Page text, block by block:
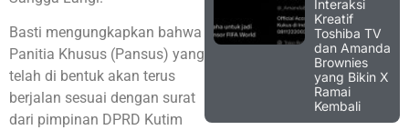
Basti mengungkapkan bahwa
Panitia Khusus (Pansus) yang
telah di bentuk akan terus
berjalan sesuai dengan surat
dari pimpinan DPRD Kutim
Interaksi
Kreatif
Toshiba TV
dan Amanda
Brownies
yang Bikin X
Ramai
Kembali